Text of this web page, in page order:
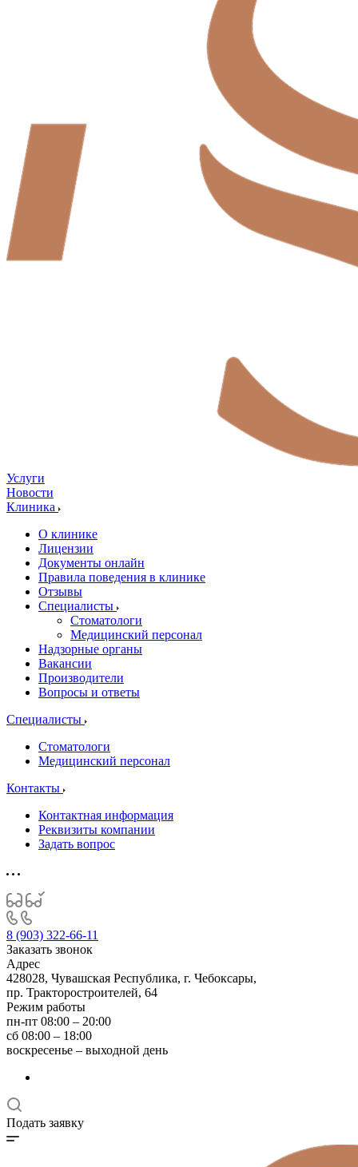
Услуги
Новости
Клиника
О клинике
Лицензии
Документы онлайн
Правила поведения в клинике
Отзывы
Специалисты
Стоматологи
Медицинский персонал
Надзорные органы
Вакансии
Производители
Вопросы и ответы
Специалисты
Стоматологи
Медицинский персонал
Контакты
Контактная информация
Реквизиты компании
Задать вопрос
8 (903) 322-66-11
Заказать звонок
Адрес
428028, Чувашская Республика, г. Чебоксары,
пр. Тракторостроителей, 64
Режим работы
пн-пт 08:00 – 20:00
сб 08:00 – 18:00
воскресенье – выходной день
Подать заявку